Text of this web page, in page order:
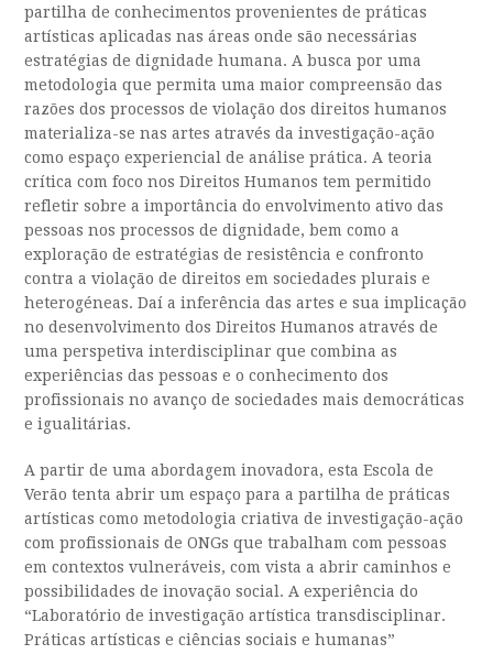
partilha de conhecimentos provenientes de práticas
artísticas aplicadas nas áreas onde são necessárias
estratégias de dignidade humana. A busca por uma
metodologia que permita uma maior compreensão das
razões dos processos de violação dos direitos humanos
materializa-se nas artes através da investigação-ação
como espaço experiencial de análise prática. A teoria
crítica com foco nos Direitos Humanos tem permitido
refletir sobre a importância do envolvimento ativo das
pessoas nos processos de dignidade, bem como a
exploração de estratégias de resistência e confronto
contra a violação de direitos em sociedades plurais e
heterogéneas. Daí a inferência das artes e sua implicação
no desenvolvimento dos Direitos Humanos através de
uma perspetiva interdisciplinar que combina as
experiências das pessoas e o conhecimento dos
profissionais no avanço de sociedades mais democráticas
e igualitárias.
A partir de uma abordagem inovadora, esta Escola de
Verão tenta abrir um espaço para a partilha de práticas
artísticas como metodologia criativa de investigação-ação
com profissionais de ONGs que trabalham com pessoas
em contextos vulneráveis, com vista a abrir caminhos e
possibilidades de inovação social. A experiência do
“Laboratório de investigação artística transdisciplinar.
Práticas artísticas e ciências sociais e humanas”